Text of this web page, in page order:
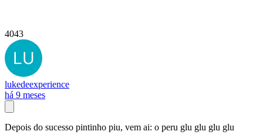
4043
lukedeexperience
há 9 meses
Depois do sucesso pintinho piu, vem ai: o peru glu glu glu glu